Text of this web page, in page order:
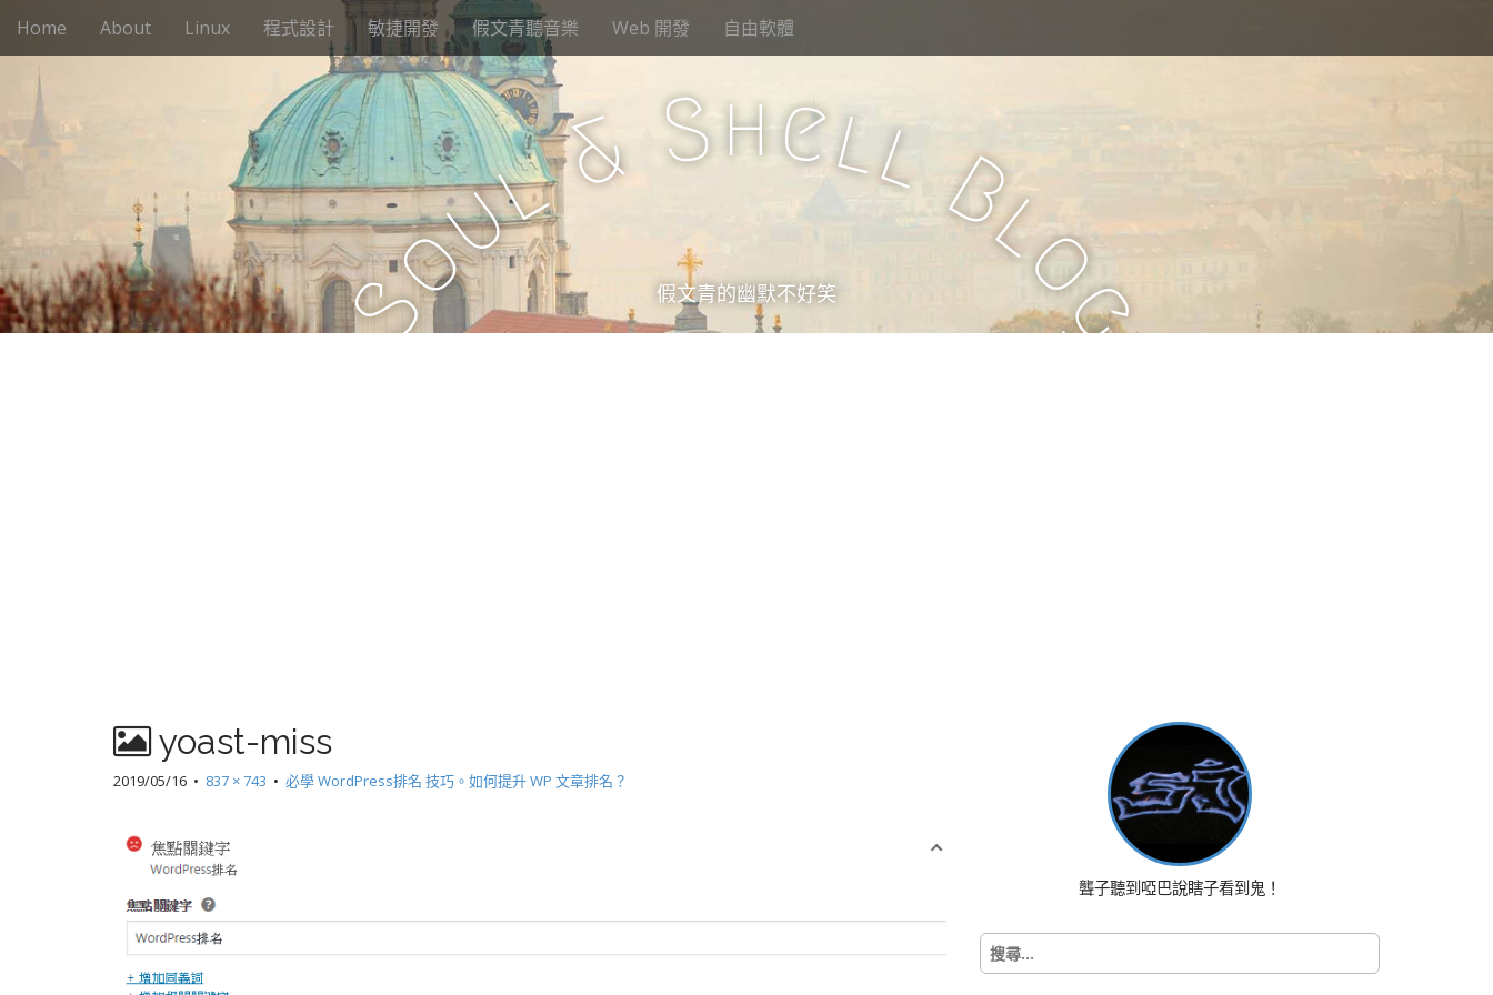
M
e
i
c
n
t
Home About Linux 程式設計 敏捷開發 假文青聽音樂 Web 開發 自由軟體
S
o
u
l& Shell B
l
o
g
假文青的幽默不好笑
yoast-miss
2019/05/16 • 837 × 743 • 必學 WordPress排名 技巧。如何提升 WP 文章排名？
聾子聽到啞巴說瞎子看到鬼！
搜
尋